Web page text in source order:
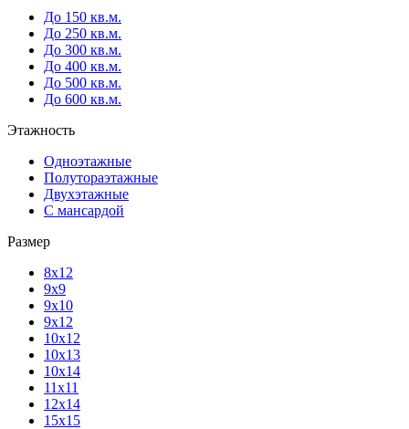
До 150 кв.м.
До 250 кв.м.
До 300 кв.м.
До 400 кв.м.
До 500 кв.м.
До 600 кв.м.
Этажность
Одноэтажные
Полутораэтажные
Двухэтажные
С мансардой
Размер
8х12
9х9
9х10
9х12
10х12
10х13
10х14
11х11
12х14
15х15